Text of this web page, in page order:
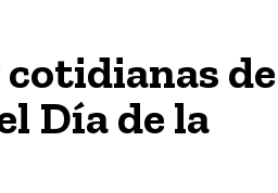
de
Día de la